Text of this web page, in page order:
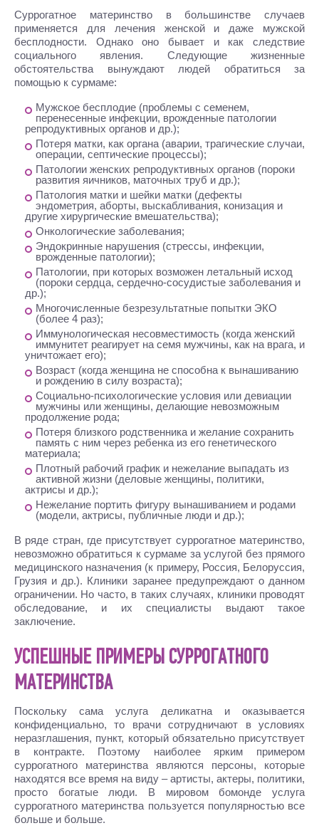
Суррогатное материнство в большинстве случаев
применяется для лечения женской и даже мужской
бесплодности. Однако оно бывает и как следствие
социального явления. Следующие жизненные
обстоятельства вынуждают людей обратиться за
помощью к сурмаме:
Мужское бесплодие (проблемы с семенем,
перенесенные инфекции, врожденные патологии
репродуктивных органов и др.);
Потеря матки, как органа (аварии, трагические случаи,
операции, септические процессы);
Патологии женских репродуктивных органов (пороки
развития яичников, маточных труб и др.);
Патология матки и шейки матки (дефекты
эндометрия, аборты, выскабливания, конизация и
другие хирургические вмешательства);
Онкологические заболевания;
Эндокринные нарушения (стрессы, инфекции,
врожденные патологии);
Патологии, при которых возможен летальный исход
(пороки сердца, сердечно-сосудистые заболевания и
др.);
Многочисленные безрезультатные попытки ЭКО
(более 4 раз);
Иммунологическая несовместимость (когда женский
иммунитет реагирует на семя мужчины, как на врага, и
уничтожает его);
Возраст (когда женщина не способна к вынашиванию
и рождению в силу возраста);
Социально-психологические условия или девиации
мужчины или женщины, делающие невозможным
продолжение рода;
Потеря близкого родственника и желание сохранить
память с ним через ребенка из его генетического
материала;
Плотный рабочий график и нежелание выпадать из
активной жизни (деловые женщины, политики,
актрисы и др.);
Нежелание портить фигуру вынашиванием и родами
(модели, актрисы, публичные люди и др.);
В ряде стран, где присутствует суррогатное материнство,
невозможно обратиться к сурмаме за услугой без прямого
медицинского назначения (к примеру, Россия, Белоруссия,
Грузия и др.). Клиники заранее предупреждают о данном
ограничении. Но часто, в таких случаях, клиники проводят
обследование, и их специалисты выдают такое
заключение.
УСПЕШНЫЕ ПРИМЕРЫ СУРРОГАТНОГО
МАТЕРИНСТВА
Поскольку сама услуга деликатна и оказывается
конфиденциально, то врачи сотрудничают в условиях
неразглашения, пункт, который обязательно присутствует
в контракте. Поэтому наиболее ярким примером
суррогатного материнства являются персоны, которые
находятся все время на виду – артисты, актеры, политики,
просто богатые люди. В мировом бомонде услуга
суррогатного материнства пользуется популярностью все
больше и больше.